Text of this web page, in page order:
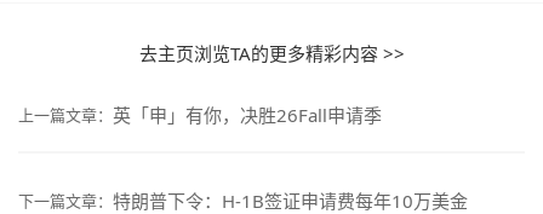
去主页浏览TA的更多精彩内容 >>
上一篇文章： 英「申」有你，决胜26Fall申请季
下一篇文章： 特朗普下令：H-1B签证申请费每年10万美金